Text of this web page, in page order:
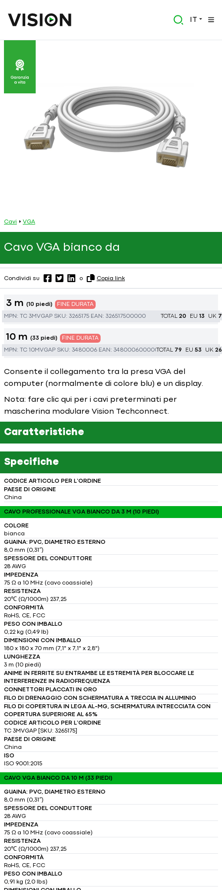
IT
Cavi VGA
Cavo VGA bianco da
Condividi su o Copia link
3 m (10 piedi) FINE DURATA
MPN: TC 3MVGAP SKU: 3265175 EAN: 326517500000 TOTAL 20 EU 13 UK 7
10 m (33 piedi) FINE DURATA
MPN: TC 10MVGAP SKU: 3480006 EAN: 348000600000 TOTAL 79 EU 53 UK 26
Consente il collegamento tra la presa VGA del
computer (normalmente di colore blu) e un display.
Nota: fare clic qui per i cavi preterminati per
mascherina modulare Vision Techconnect.
Caratteristiche
Specifiche
CODICE ARTICOLO PER L’ORDINE
PAESE DI ORIGINE
China
CAVO PROFESSIONALE VGA BIANCO DA 3 M (10 PIEDI)
COLORE
bianca
GUAINA: PVC, DIAMETRO ESTERNO
8,0 mm (0,31″)
SPESSORE DEL CONDUTTORE
28 AWG
IMPEDENZA
75 Ω a 10 MHz (cavo coassiale)
RESISTENZA
20℃ (Ω/1000m) 237,25
CONFORMITÀ
RoHS, CE, FCC
PESO CON IMBALLO
0,22 kg (0,49 lb)
DIMENSIONI CON IMBALLO
180 x 180 x 70 mm (7,1" x 7,1" x 2,8")
LUNGHEZZA
3 m (10 piedi)
ANIME IN FERRITE SU ENTRAMBE LE ESTREMITÀ PER BLOCCARE LE
INTERFERENZE IN RADIOFREQUENZA
CONNETTORI PLACCATI IN ORO
FILO DI DRENAGGIO CON SCHERMATURA A TRECCIA IN ALLUMINIO
FILO DI COPERTURA IN LEGA AL-MG, SCHERMATURA INTRECCIATA CON
COPERTURA SUPERIORE AL 65%
CODICE ARTICOLO PER L’ORDINE
TC 3MVGAP [SKU: 3265175]
PAESE DI ORIGINE
China
ISO
ISO 9001:2015
CAVO VGA BIANCO DA 10 M (33 PIEDI)
GUAINA: PVC, DIAMETRO ESTERNO
8,0 mm (0,31″)
SPESSORE DEL CONDUTTORE
28 AWG
IMPEDENZA
75 Ω a 10 MHz (cavo coassiale)
RESISTENZA
20℃ (Ω/1000m) 237,25
CONFORMITÀ
RoHS, CE, FCC
PESO CON IMBALLO
0,91 kg (2,0 lbs)